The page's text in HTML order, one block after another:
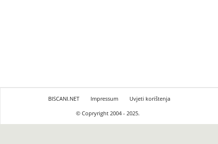
BISCANI.NET Impressum
Uvjeti korištenja
© Copryright 2004 - 2025.